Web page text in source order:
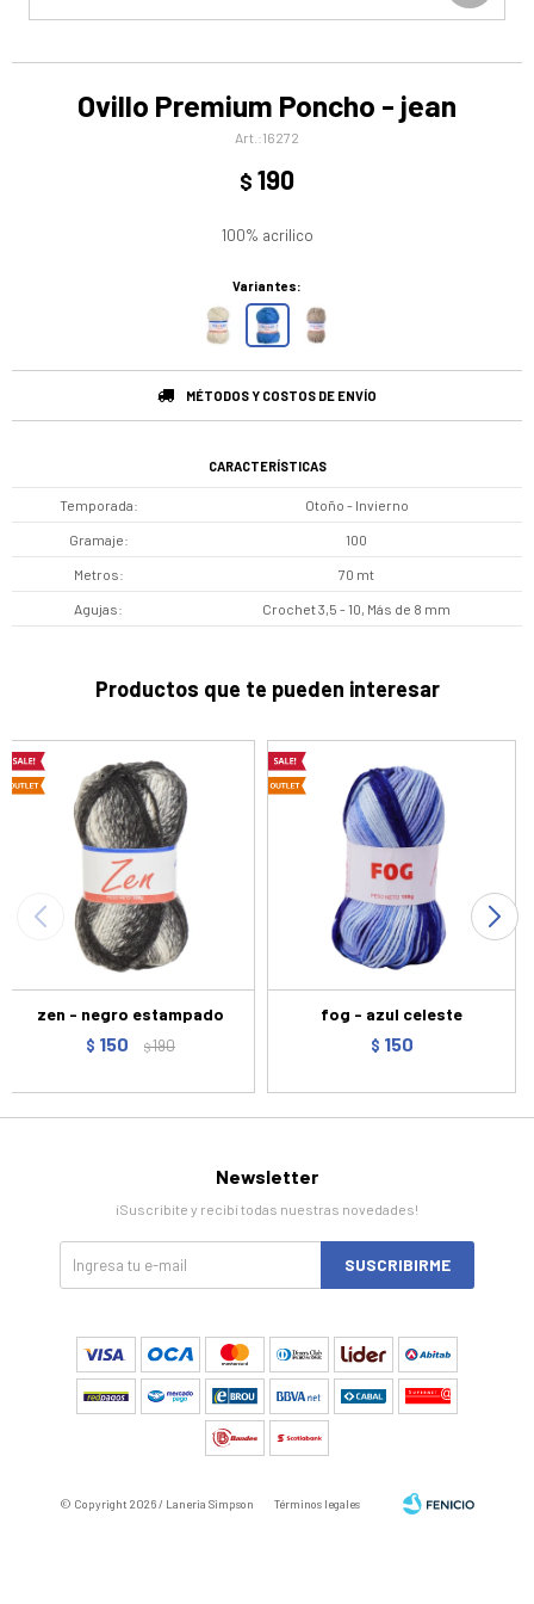
Ovillo Premium Poncho - jean
16272
$ 190
100% acrilico
Variantes:
MÉTODOS Y COSTOS DE ENVÍO
CARACTERÍSTICAS
Temporada Otoño - Invierno
Gramaje 100
Metros 70 mt
Agujas Crochet 3,5 - 10, Más de 8 mm
Productos que te pueden interesar
zen - negro estampado
$ 150 $190
fog - azul celeste
$ 150
Newsletter
¡Suscribite y recibí todas nuestras novedades!
SUSCRIBIRME
© Copyright 2026 / Laneria Simpson Términos legales